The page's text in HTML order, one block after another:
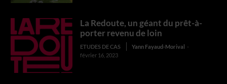
La Redoute, un géant du prêt-à-
porter revenu de loin
ETUDES DE CAS Yann Fayaud-Morival -
février 16, 2023